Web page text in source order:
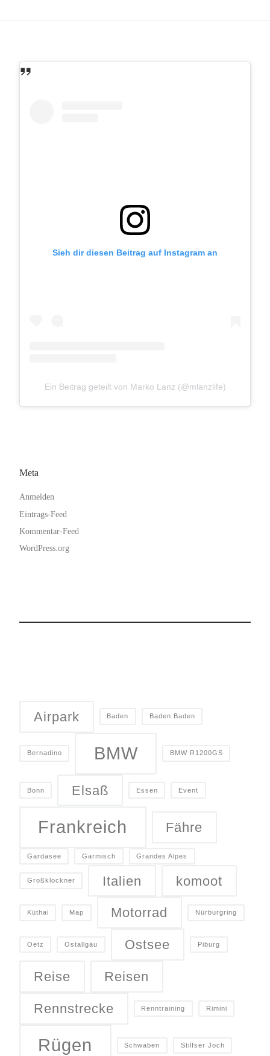
Sieh dir diesen Beitrag auf Instagram an
Ein Beitrag geteilt von Marko Lanz (@mlanzlife)
Meta
Anmelden
Eintrags-Feed
Kommentar-Feed
WordPress.org
Airpark Baden Baden Baden
Bernadino BMW BMW R1200GS
Bonn Elsaß Essen Event
Frankreich Fähre
Gardasee Garmisch Grandes Alpes
Großklockner Italien komoot
Küthai Map Motorrad Nürburgring
Oetz Ostallgäu Ostsee Piburg
Reise Reisen
Rennstrecke Renntraining Rimini
Rügen Schwaben Stilfser Joch